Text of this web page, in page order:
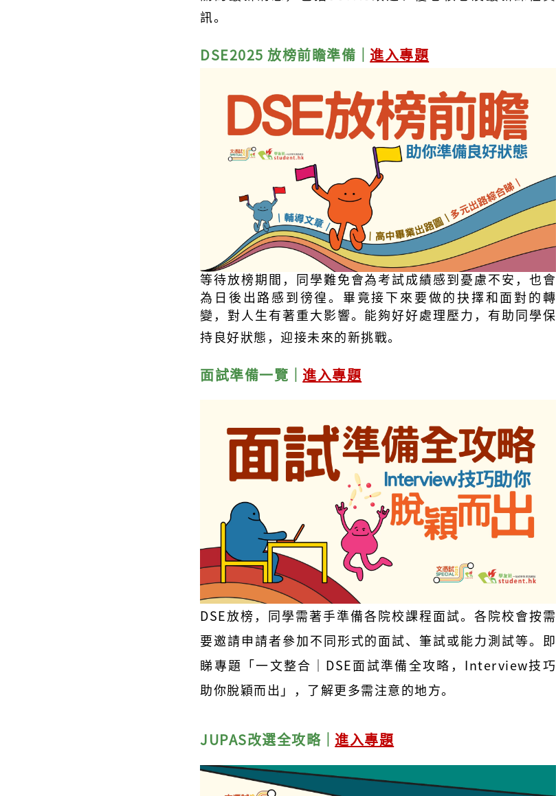
訊。
DSE2025 放榜前瞻準備 進入專題
等待放榜期間，同學難免會為考試成績感到憂慮不安，也會
為日後出路感到徬徨。畢竟接下來要做的抉擇和面對的轉
變，對人生有著重大影響。能夠好好處理壓力，有助同學保
持良好狀態，迎接未來的新挑戰。
面試準備一覽 進入專題
DSE放榜，同學需著手準備各院校課程面試。各院校會按需
要邀請申請者參加不同形式的面試、筆試或能力測試等。即
睇專題「一文整合｜DSE面試準備全攻略，Interview技巧
助你脫穎而出」，了解更多需注意的地方。
JUPAS改選全攻略 進入專題